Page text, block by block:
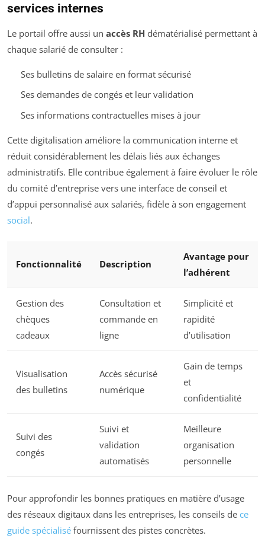
services internes
Le portail offre aussi un accès RH dématérialisé permettant à
chaque salarié de consulter :
Ses bulletins de salaire en format sécurisé
Ses demandes de congés et leur validation
Ses informations contractuelles mises à jour
Cette digitalisation améliore la communication interne et
réduit considérablement les délais liés aux échanges
administratifs. Elle contribue également à faire évoluer le rôle
du comité d’entreprise vers une interface de conseil et
d’appui personnalisé aux salariés, fidèle à son engagement
social.
Fonctionnalité Description
Avantage pour
l’adhérent
Gestion des
chèques
cadeaux
Consultation et
commande en
ligne
Simplicité et
rapidité
d’utilisation
Visualisation
des bulletins
Accès sécurisé
numérique
Gain de temps
et
confidentialité
Suivi des
congés
Suivi et
validation
automatisés
Meilleure
organisation
personnelle
Pour approfondir les bonnes pratiques en matière d’usage
des réseaux digitaux dans les entreprises, les conseils de ce
guide spécialisé fournissent des pistes concrètes.